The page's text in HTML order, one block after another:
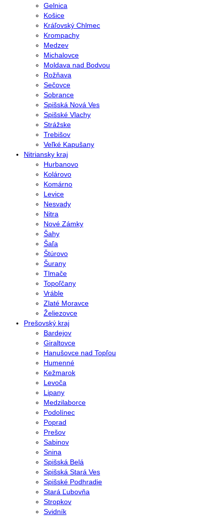
Gelnica
Košice
Kráľovský Chlmec
Krompachy
Medzev
Michalovce
Moldava nad Bodvou
Rožňava
Sečovce
Sobrance
Spišská Nová Ves
Spišské Vlachy
Strážske
Trebišov
Veľké Kapušany
Nitriansky kraj
Hurbanovo
Kolárovo
Komárno
Levice
Nesvady
Nitra
Nové Zámky
Šahy
Šaľa
Štúrovo
Šurany
Tlmače
Topoľčany
Vráble
Zlaté Moravce
Želiezovce
Prešovský kraj
Bardejov
Giraltovce
Hanušovce nad Topľou
Humenné
Kežmarok
Levoča
Lipany
Medzilaborce
Podolínec
Poprad
Prešov
Sabinov
Snina
Spišská Belá
Spišská Stará Ves
Spišské Podhradie
Stará Ľubovňa
Stropkov
Svidník